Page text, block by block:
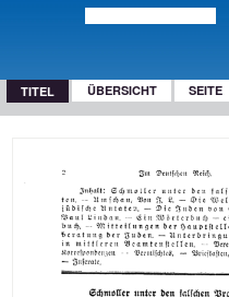
TITEL ÜBERSICHT SEITE